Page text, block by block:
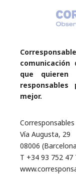
comunicación
que quieren
mejor.
Corresponsables
Vía Augusta, 29
08006
T +34 93 752 47